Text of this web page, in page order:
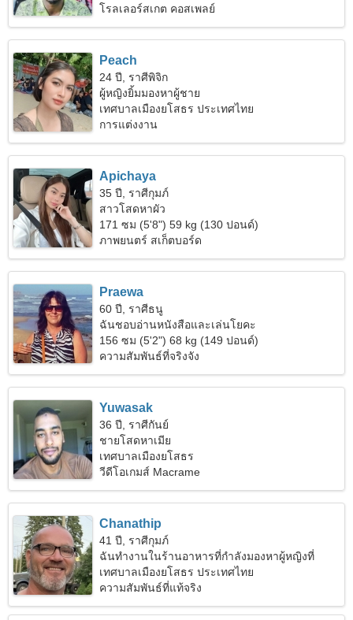
โรลเลอร์สเกต คอสเพลย์
Peach
24 ปี, ราศีพิจิก
ผู้หญิงยิ้มมองหาผู้ชาย
เทศบาลเมืองยโสธร ประเทศไทย
การแต่งงาน
Apichaya
35 ปี, ราศีกุมภ์
สาวโสดหาผัว
171 ซม (5'8") 59 kg (130 ปอนด์)
ภาพยนตร์ สเก็ตบอร์ด
Praewa
60 ปี, ราศีธนู
ฉันชอบอ่านหนังสือและเล่นโยคะ
156 ซม (5'2") 68 kg (149 ปอนด์)
ความสัมพันธ์ที่จริงจัง
Yuwasak
36 ปี, ราศีกันย์
ชายโสดหาเมีย
เทศบาลเมืองยโสธร
วีดีโอเกมส์ Macrame
Chanathip
41 ปี, ราศีกุมภ์
ฉันทำงานในร้านอาหารที่กำลังมองหาผู้หญิงที่
สมบูรณ์แบบ
เทศบาลเมืองยโสธร ประเทศไทย
ความสัมพันธ์ที่แท้จริง